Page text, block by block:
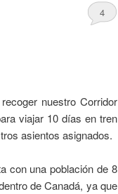
4
nuestro Corridor
viajar 10 días en tren
asientos asignados.
con una población de 8
de Canadá, ya que